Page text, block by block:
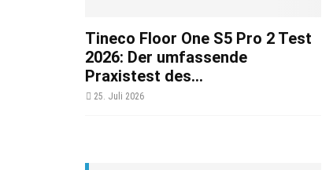
Tineco Floor One S5 Pro 2 Test
2026: Der umfassende
Praxistest des...
25. Juli 2026